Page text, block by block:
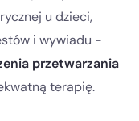
u dzieci,
i wywiadu -
przetwarzania
terapię.